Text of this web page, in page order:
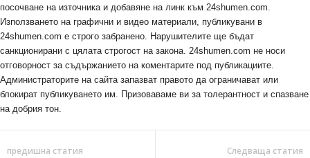
посочване на източника и добавяне на линк към 24shumen.com.
Използването на графични и видео материали, публикувани в
24shumen.com е строго забранено. Нарушителите ще бъдат
санкционирани с цялата строгост на закона. 24shumen.com не носи
отговорност за съдържанието на коментарите под публикациите.
Администраторите на сайта запазват правото да ограничават или
блокират публикуването им. Призоваваме ви за толерантност и спазване
на добрия тон.
предишна статия Следваща статия